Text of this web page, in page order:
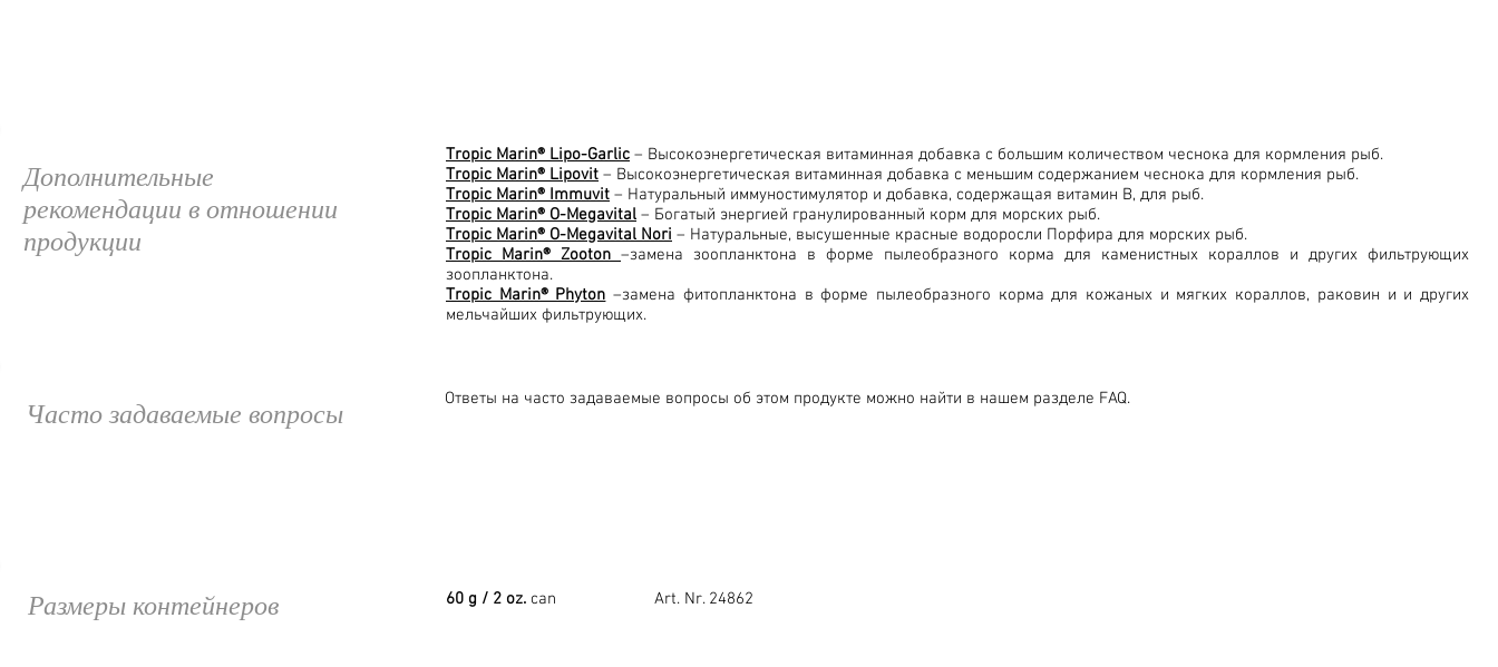
Tropic Marin® Lipo-Garlic – Высокоэнергетическая витаминная добавка с большим количеством чеснока для кормления рыб.
Tropic Marin® Lipovit – Высокоэнергетическая витаминная добавка с меньшим содержанием чеснока для кормления рыб.
Tropic Marin® Immuvit – Натуральный иммуностимулятор и добавка, содержащая витамин В, для рыб.
Tropic Marin® O-Megavital – Богатый энергией гранулированный корм для морских рыб.
Tropic Marin® O-Megavital Nori – Натуральные, высушенные красные водоросли Порфира для морских рыб.
Tropic Marin® Zooton –замена зоопланктона в форме пылеобразного корма для каменистных кораллов и других фильтрующих
зоопланктона.
Tropic Marin® Phyton –замена фитопланктона в форме пылеобразного корма для кожаных и мягких кораллов, раковин и и других
мельчайших фильтрующих.
Дополнительные
рекомендации в отношении
продукции
Часто задаваемые вопросы Ответы на часто задаваемые вопросы об этом продукте можно найти в нашем разделе FAQ.
Размеры контейнеров 60 g / 2 oz. can Art. Nr. 24862